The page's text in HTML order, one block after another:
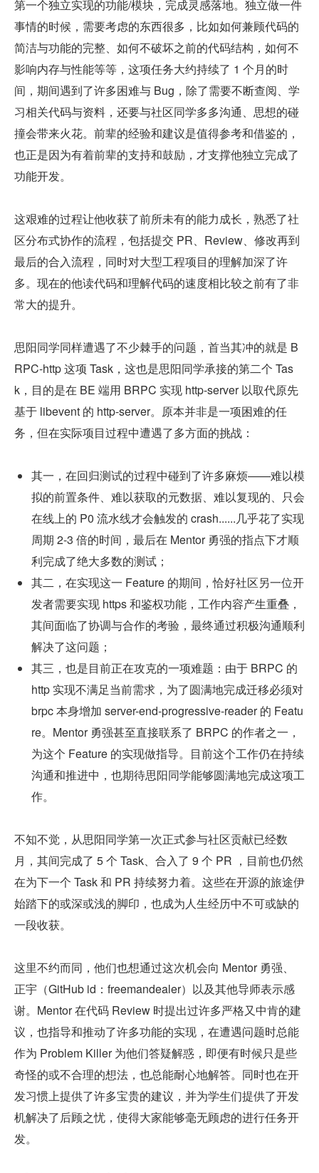
第一个独立实现的功能/模块，完成灵感落地。独立做一件
事情的时候，需要考虑的东西很多，比如如何兼顾代码的
简洁与功能的完整、如何不破坏之前的代码结构，如何不
影响内存与性能等等，这项任务大约持续了 1 个月的时
间，期间遇到了许多困难与 Bug，除了需要不断查阅、学
习相关代码与资料，还要与社区同学多多沟通、思想的碰
撞会带来火花。前辈的经验和建议是值得参考和借鉴的，
也正是因为有着前辈的支持和鼓励，才支撑他独立完成了
功能开发。
这艰难的过程让他收获了前所未有的能力成长，熟悉了社
区分布式协作的流程，包括提交 PR、Review、修改再到
最后的合入流程，同时对大型工程项目的理解加深了许
多。现在的他读代码和理解代码的速度相比较之前有了非
常大的提升。
思阳同学同样遭遇了不少棘手的问题，首当其冲的就是 B
RPC-http 这项 Task，这也是思阳同学承接的第二个 Tas
k，目的是在 BE 端用 BRPC 实现 http-server 以取代原先
基于 libevent 的 http-server。原本并非是一项困难的任
务，但在实际项目过程中遭遇了多方面的挑战：
其一，在回归测试的过程中碰到了许多麻烦——难以模
拟的前置条件、难以获取的元数据、难以复现的、只会
在线上的 P0 流水线才会触发的 crash......几乎花了实现
周期 2-3 倍的时间，最后在 Mentor 勇强的指点下才顺
利完成了绝大多数的测试；
其二，在实现这一 Feature 的期间，恰好社区另一位开
发者需要实现 https 和鉴权功能，工作内容产生重叠，
其间面临了协调与合作的考验，最终通过积极沟通顺利
解决了这问题；
其三，也是目前正在攻克的一项难题：由于 BRPC 的
http 实现不满足当前需求，为了圆满地完成迁移必须对
brpc 本身增加 server-end-progressive-reader 的 Featu
re。Mentor 勇强甚至直接联系了 BRPC 的作者之一，
为这个 Feature 的实现做指导。目前这个工作仍在持续
沟通和推进中，也期待思阳同学能够圆满地完成这项工
作。
不知不觉，从思阳同学第一次正式参与社区贡献已经数
月，其间完成了 5 个 Task、合入了 9 个 PR ，目前也仍然
在为下一个 Task 和 PR 持续努力着。这些在开源的旅途伊
始踏下的或深或浅的脚印，也成为人生经历中不可或缺的
一段收获。
这里不约而同，他们也想通过这次机会向 Mentor 勇强、
正宇（GitHub id：freemandealer）以及其他导师表示感
谢。Mentor 在代码 Review 时提出过许多严格又中肯的建
议，也指导和推动了许多功能的实现，在遭遇问题时总能
作为 Problem Killer 为他们答疑解惑，即便有时候只是些
奇怪的或不合理的想法，也总能耐心地解答。同时也在开
发习惯上提供了许多宝贵的建议，并为学生们提供了开发
机解决了后顾之忧，使得大家能够毫无顾虑的进行任务开
发。